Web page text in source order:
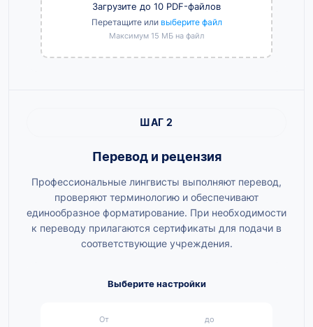
Загрузите до 10 PDF-файлов
Перетащите или выберите файл
Максимум 15 МБ на файл
ШАГ 2
Перевод и рецензия
Профессиональные лингвисты выполняют перевод,
проверяют терминологию и обеспечивают
единообразное форматирование. При необходимости
к переводу прилагаются сертификаты для подачи в
соответствующие учреждения.
Выберите настройки
От до